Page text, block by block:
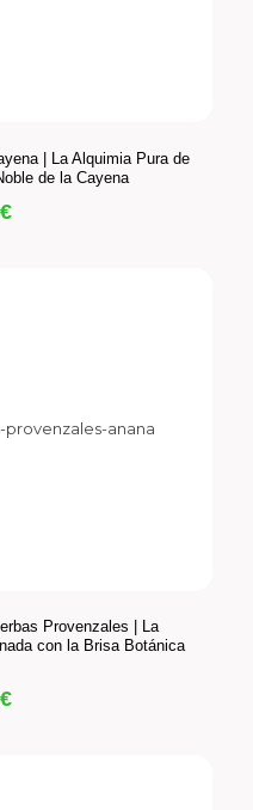
| La Alquimia Pura de
de la Cayena
€
Provenzales | La
con la Brisa Botánica
€